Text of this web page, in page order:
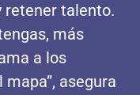
retener talento.
más
a los
asegura